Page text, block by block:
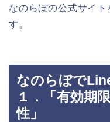
なのらぼの公式サイ
す。
なのらぼで
１．「有効期
性」